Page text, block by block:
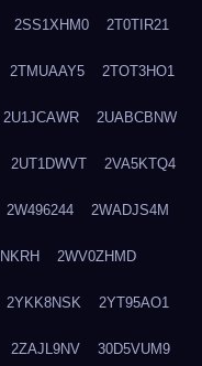
2SS1XHM0 2T0TIR21
2TMUAAY5 2TOT3HO1
2U1JCAWR 2UABCBNW
2UT1DWVT 2VA5KTQ4
2W496244 2WADJS4M
2WV0ZHMD
2YKK8NSK 2YT95AO1
2ZAJL9NV 30D5VUM9